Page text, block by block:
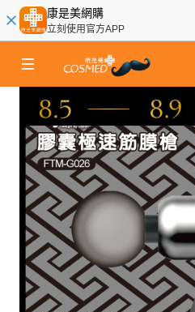
康是美網購
立刻使用官方APP